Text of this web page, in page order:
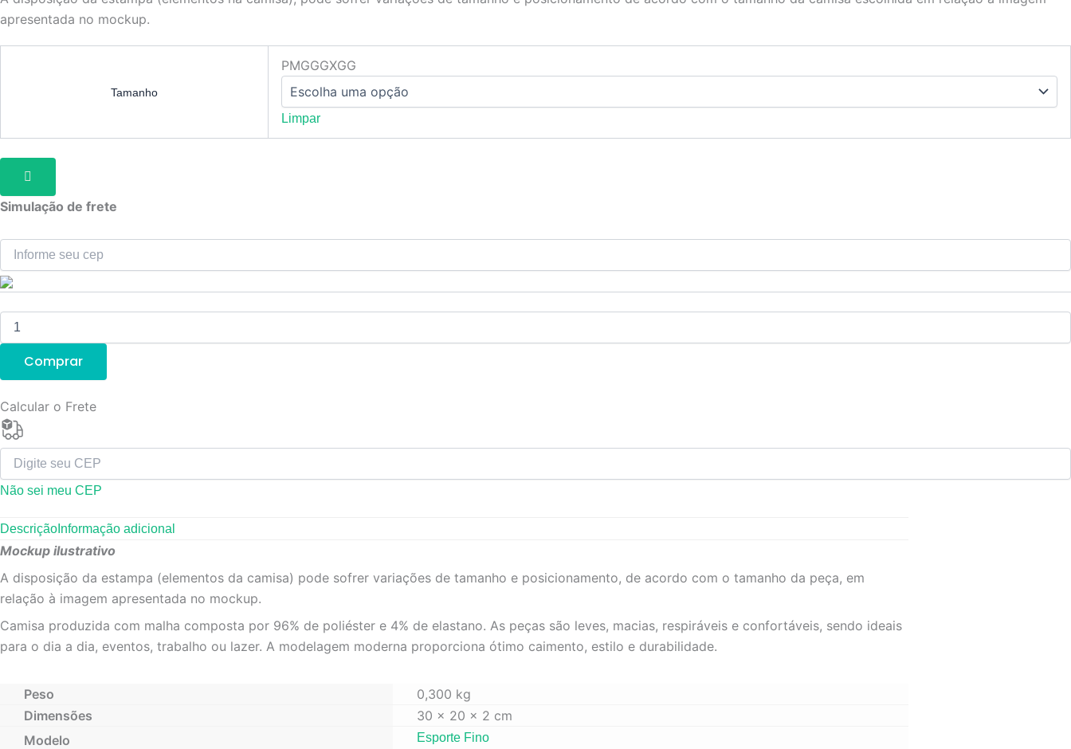
apresentada no mockup.
Tamanho
PMGGGXGG
Limpar
Simulação de frete
Comprar
Calcular o Frete
Não sei meu CEP
Descrição Informação adicional
Mockup ilustrativo
A disposição da estampa (elementos da camisa) pode sofrer variações de tamanho e posicionamento, de acordo com o tamanho da peça, em
relação à imagem apresentada no mockup.
Camisa produzida com malha composta por 96% de poliéster e 4% de elastano. As peças são leves, macias, respiráveis e confortáveis, sendo ideais
para o dia a dia, eventos, trabalho ou lazer. A modelagem moderna proporciona ótimo caimento, estilo e durabilidade.
Peso
0,300 kg
Dimensões
30 × 20 × 2 cm
Modelo
Esporte Fino